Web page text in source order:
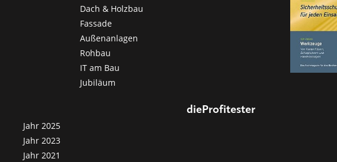
Dach & Holzbau
Fassade
Außenanlagen
Rohbau
IT am Bau
Jubiläum
Jahr 2025
Jahr 2023
Jahr 2021
dieProfitester